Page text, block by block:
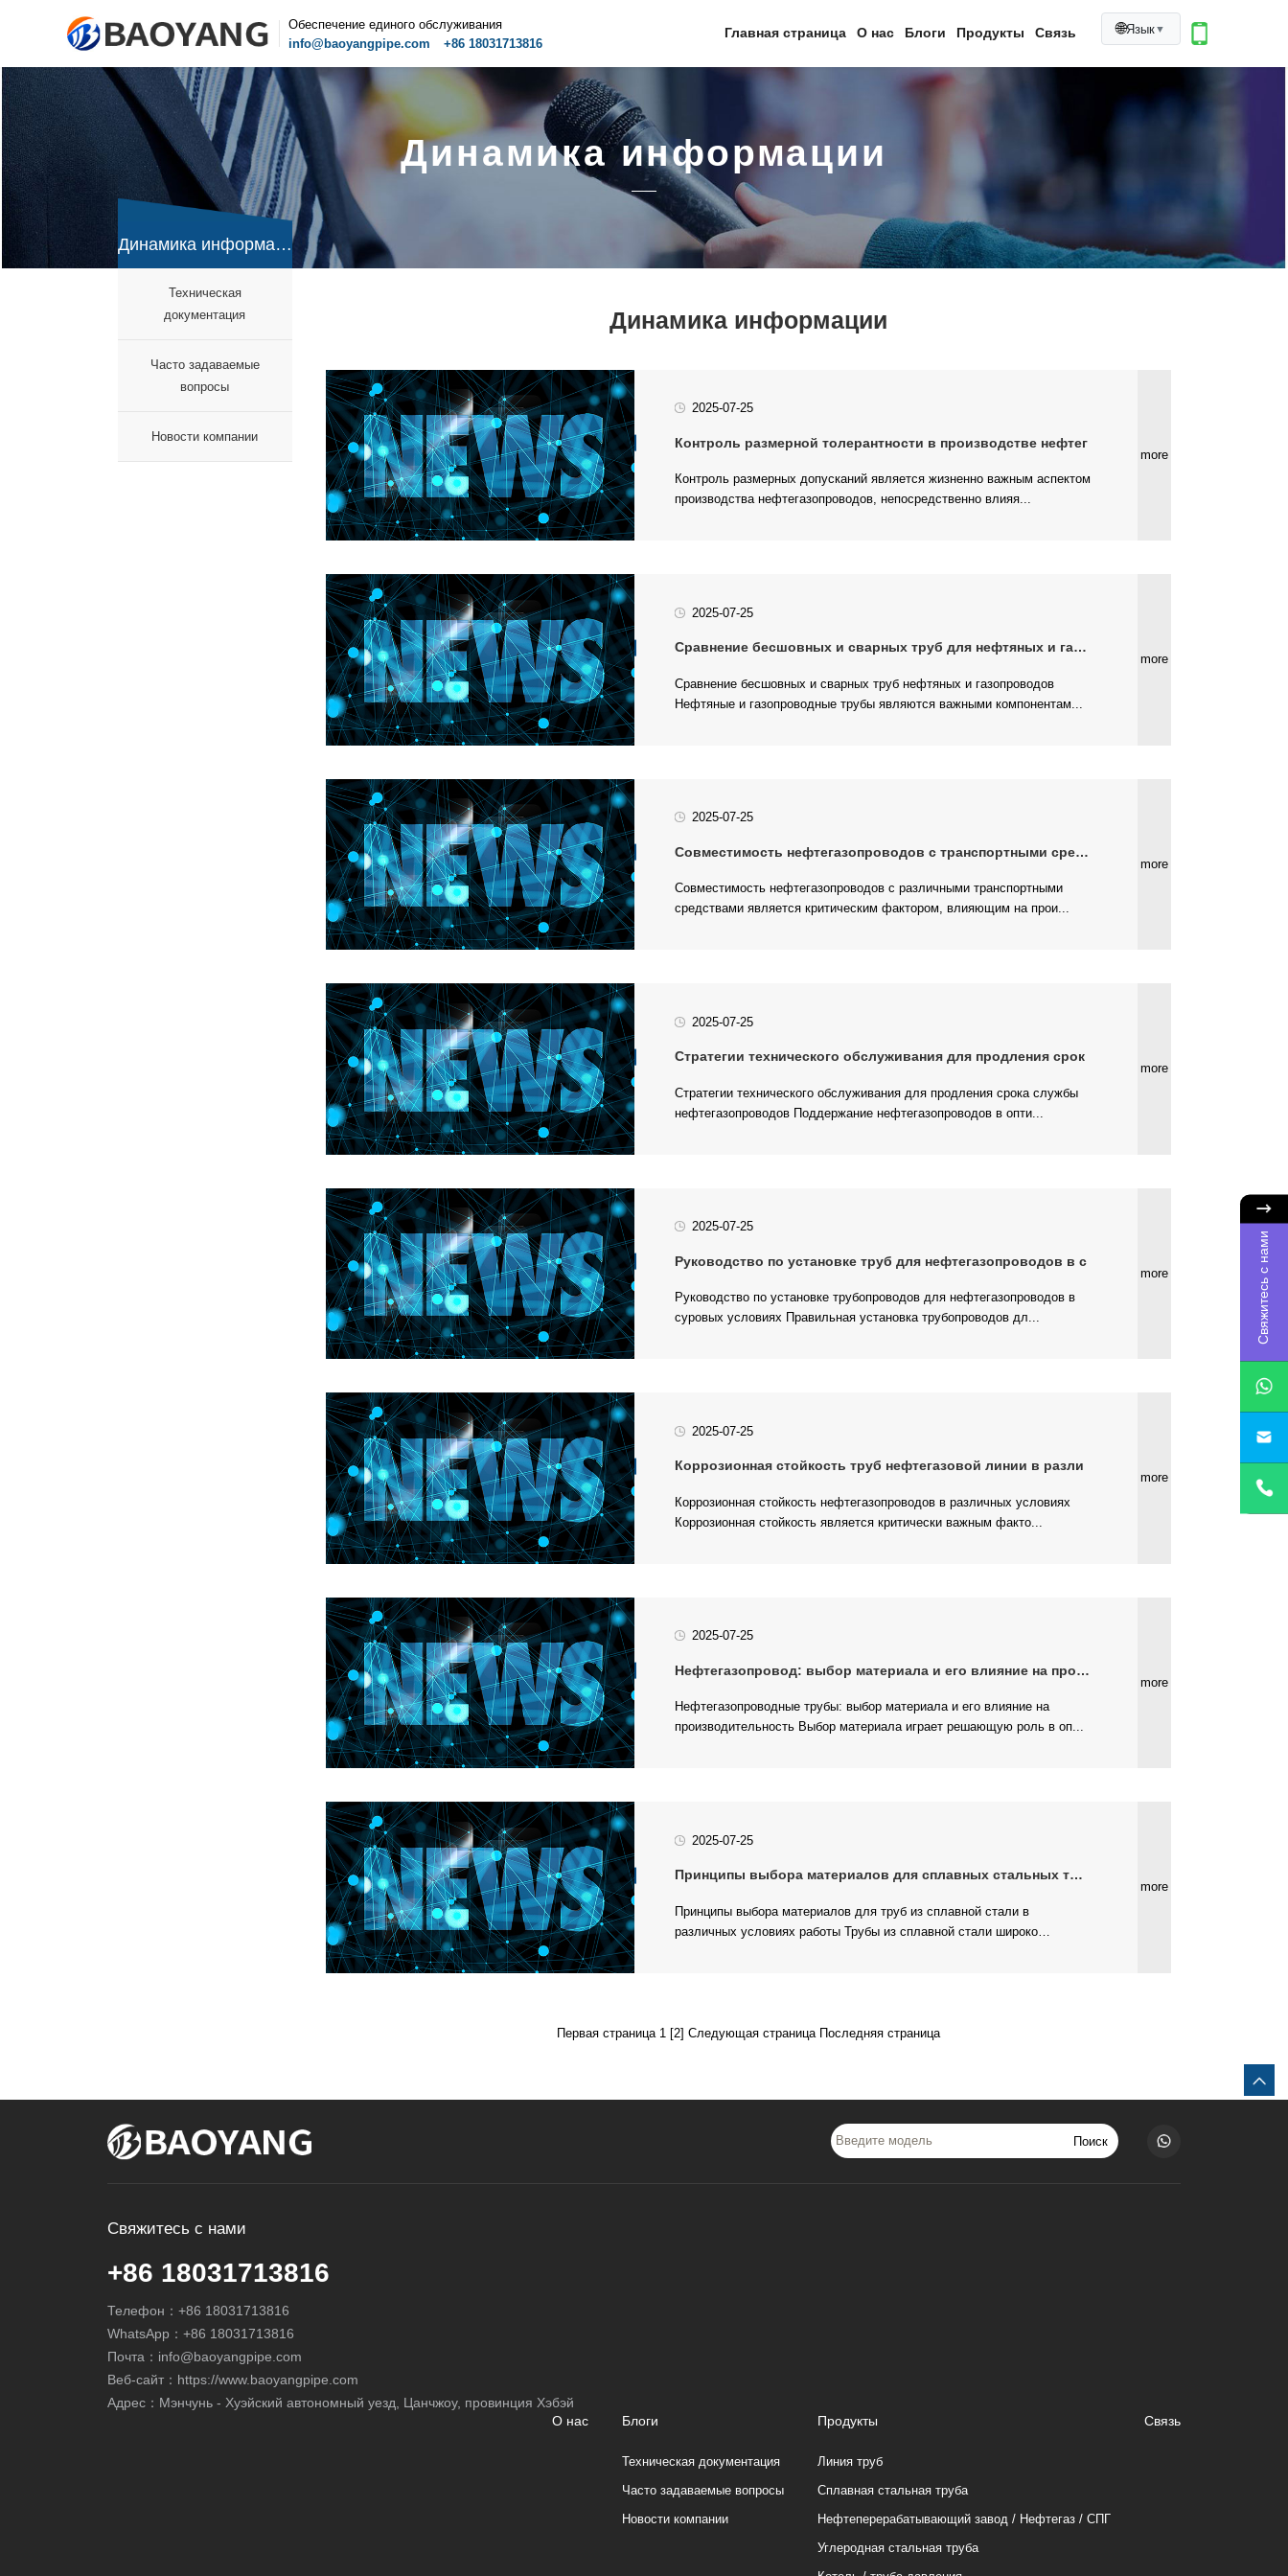
Обеспечение единого обслуживания
info@baoyangpipe.com
+86 18031713816
Главная страница О нас Блоги Продукты Связь 🌐Язык▼
Динамика информации
Динамика информации
документация
вопросы
Новости компании
Динамика информации
2025-07-25
Контроль размерной толерантности в производстве нефтег
производства нефтегазопроводов, непосредственно влияя...
more
2025-07-25
Сравнение бесшовных и сварных труб для нефтяных и газов
Нефтяные и газопроводные трубы являются важными компонентам...
more
2025-07-25
Совместимость нефтегазопроводов с транспортными средс
средствами является критическим фактором, влияющим на прои...
more
2025-07-25
Стратегии технического обслуживания для продления срок
нефтегазопроводов Поддержание нефтегазопроводов в опти...
more
2025-07-25
Руководство по установке труб для нефтегазопроводов в с
суровых условиях Правильная установка трубопроводов дл...
more
2025-07-25
Коррозионная стойкость труб нефтегазовой линии в разли
Коррозионная стойкость является критически важным факто...
more
2025-07-25
Нефтегазопровод: выбор материала и его влияние на произ
производительность Выбор материала играет решающую роль в оп...
more
2025-07-25
Принципы выбора материалов для сплавных стальных труб в
more
Первая страница 1 [2] Следующая страница Последняя страница
Поиск
Свяжитесь с нами
+86 18031713816
Телефон： +86 18031713816
WhatsApp： +86 18031713816
Почта： info@baoyangpipe.com
Веб-сайт：https://www.baoyangpipe.com
Адрес：Мэнчунь - Хуэйский автономный уезд, Цанчжоу, провинция Хэбэй
О нас
Блоги
Техническая документация
Часто задаваемые вопросы
Новости компании
Продукты
Линия труб
Сплавная стальная труба
Нефтеперерабатывающий завод / Нефтегаз / СПГ
Углеродная стальная труба
Связь
Свяжитесь с нами